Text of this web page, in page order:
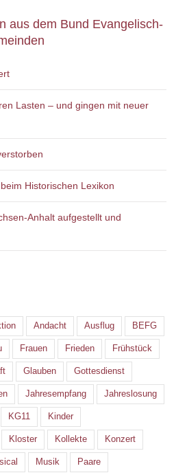
aus dem Bund Evangelisch-
Lasten – und gingen mit neuer
Historischen Lexikon
Anhalt aufgestellt und
Andacht Ausflug BEFG
Frauen Frieden Frühstück
Glauben Gottesdienst
Jahresempfang Jahreslosung
KG11 Kinder
Kloster Kollekte Konzert
Musik Paare